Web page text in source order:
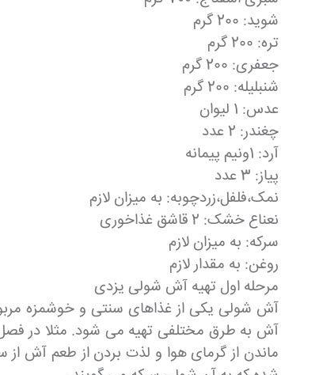
شوید: 200 گرم
تره: 200 گرم
جعفری: 200 گرم
شنبلیله: 200 گرم
عدس: 1 لیوان
چغندر: 2 عدد
آرد: 1ونیم پیمانه
پیاز: 3 عدد
نمک،فلفل،زردچوبه: به میزان لازم
نعناع خشک: 2 قاشق غذاخوری
سرکه: به میزان لازم
روغن: به مقدار لازم
مرحله اول تهیه آش شولی یزدی
آش شولی یکی از غذاهای سنتی و خوشمزه
آش به طرق مختلفی تهیه می شود. مثلا در
ماندن از گرمای هوا و لذت بردن از طعم آش